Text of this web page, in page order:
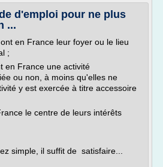
d'emploi pour ne plus
...
en France leur foyer ou le lieu
;
en France une activité
ou non, à moins qu'elles ne
y est exercée à titre accessoire
le centre de leurs intérêts
simple, il suffit de satisfaire...